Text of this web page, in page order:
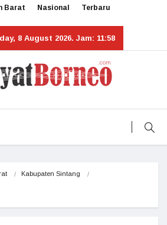
Barat Nasional Terbaru
8 August 2026. Jam: 11:58
Kabupaten Sintang